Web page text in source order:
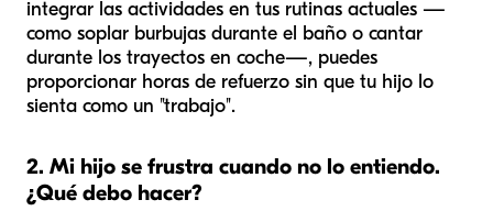
integrar las actividades en tus rutinas actuales —
como soplar burbujas durante el baño o cantar
durante los trayectos en coche—, puedes
proporcionar horas de refuerzo sin que tu hijo lo
sienta como un "trabajo".
2. Mi hijo se frustra cuando no lo entiendo.
¿Qué debo hacer?